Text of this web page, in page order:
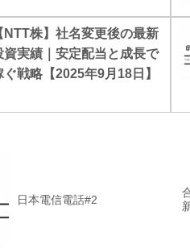
NTT株】社名変更後の最新
資実績｜安定配当と成長で
ぐ戦略【2025年9月18日】
日本電信電話#2